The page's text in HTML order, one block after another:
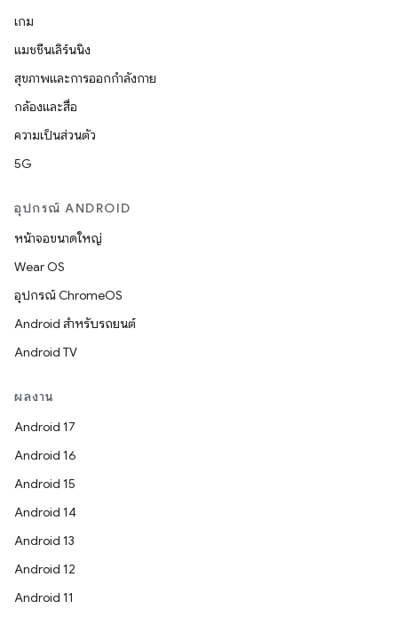
เกม
แมชชีนเลิร์นนิง
สุขภาพและการออกกำลังกาย
กล้องและสื่อ
ความเป็นส่วนตัว
5G
อุปกรณ์ ANDROID
หน้าจอขนาดใหญ่
Wear OS
อุปกรณ์ ChromeOS
Android สำหรับรถยนต์
Android TV
ผลงาน
Android 17
Android 16
Android 15
Android 14
Android 13
Android 12
Android 11